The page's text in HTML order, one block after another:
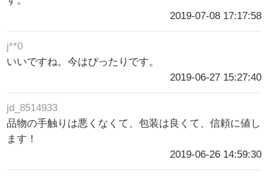
2019-07-08 17:17:58
j**0
いいですね。今はぴったりです。
2019-06-27 15:27:40
jd_8514933
品物の手触りは悪くなくて、包装は良くて、信頼に値し
ます！
2019-06-26 14:59:30